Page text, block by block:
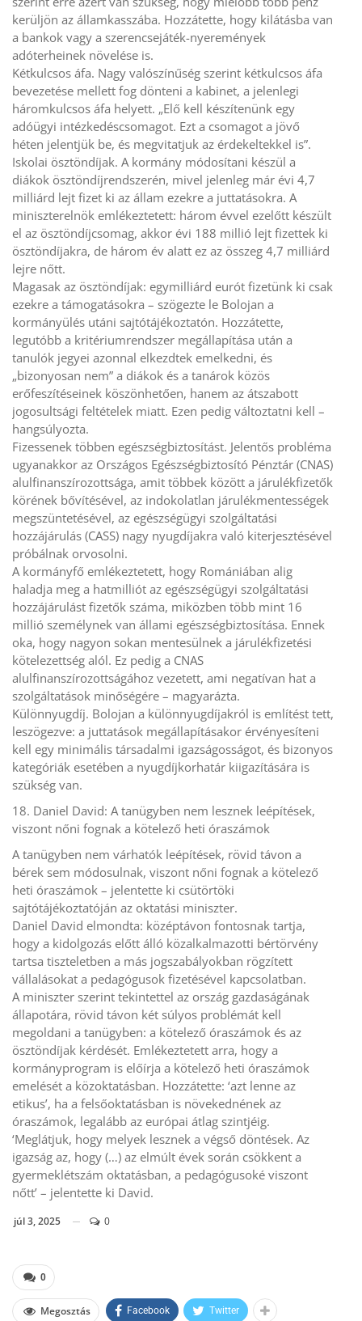
kerüljön az államkasszába. Hozzátette, hogy kilátásba van
a bankok vagy a szerencsejáték-nyeremények
adóterheinek növelése is.
Kétkulcsos áfa. Nagy valószínűség szerint kétkulcsos áfa
bevezetése mellett fog dönteni a kabinet, a jelenlegi
háromkulcsos áfa helyett. „Elő kell készítenünk egy
adóügyi intézkedéscsomagot. Ezt a csomagot a jövő
héten jelentjük be, és megvitatjuk az érdekeltekkel is”.
Iskolai ösztöndíjak. A kormány módosítani készül a
diákok ösztöndíjrendszerén, mivel jelenleg már évi 4,7
milliárd lejt fizet ki az állam ezekre a juttatásokra. A
miniszterelnök emlékeztetett: három évvel ezelőtt készült
el az ösztöndíjcsomag, akkor évi 188 millió lejt fizettek ki
ösztöndíjakra, de három év alatt ez az összeg 4,7 milliárd
lejre nőtt.
Magasak az ösztöndíjak: egymilliárd eurót fizetünk ki csak
ezekre a támogatásokra – szögezte le Bolojan a
kormányülés utáni sajtótájékoztatón. Hozzátette,
legutóbb a kritériumrendszer megállapítása után a
tanulók jegyei azonnal elkezdtek emelkedni, és
„bizonyosan nem” a diákok és a tanárok közös
erőfeszítéseinek köszönhetően, hanem az átszabott
jogosultsági feltételek miatt. Ezen pedig változtatni kell –
hangsúlyozta.
Fizessenek többen egészségbiztosítást. Jelentős probléma
ugyanakkor az Országos Egészségbiztosító Pénztár (CNAS)
alulfinanszírozottsága, amit többek között a járulékfizetők
körének bővítésével, az indokolatlan járulékmentességek
megszüntetésével, az egészségügyi szolgáltatási
hozzájárulás (CASS) nagy nyugdíjakra való kiterjesztésével
próbálnak orvosolni.
A kormányfő emlékeztetett, hogy Romániában alig
haladja meg a hatmilliót az egészségügyi szolgáltatási
hozzájárulást fizetők száma, miközben több mint 16
millió személynek van állami egészségbiztosítása. Ennek
oka, hogy nagyon sokan mentesülnek a járulékfizetési
kötelezettség alól. Ez pedig a CNAS
alulfinanszírozottságához vezetett, ami negatívan hat a
szolgáltatások minőségére – magyarázta.
Különnyugdíj. Bolojan a különnyugdíjakról is említést tett,
leszögezve: a juttatások megállapításakor érvényesíteni
kell egy minimális társadalmi igazságosságot, és bizonyos
kategóriák esetében a nyugdíjkorhatár kiigazítására is
szükség van.
18. Daniel David: A tanügyben nem lesznek leépítések,
viszont nőni fognak a kötelező heti óraszámok
A tanügyben nem várhatók leépítések, rövid távon a
bérek sem módosulnak, viszont nőni fognak a kötelező
heti óraszámok – jelentette ki csütörtöki
sajtótájékoztatóján az oktatási miniszter.
Daniel David elmondta: középtávon fontosnak tartja,
hogy a kidolgozás előtt álló közalkalmazotti bértörvény
tartsa tiszteletben a más jogszabályokban rögzített
vállalásokat a pedagógusok fizetésével kapcsolatban.
A miniszter szerint tekintettel az ország gazdaságának
állapotára, rövid távon két súlyos problémát kell
megoldani a tanügyben: a kötelező óraszámok és az
ösztöndíjak kérdését. Emlékeztetett arra, hogy a
kormányprogram is előírja a kötelező heti óraszámok
emelését a közoktatásban. Hozzátette: ‘azt lenne az
etikus’, ha a felsőoktatásban is növekednének az
óraszámok, legalább az európai átlag szintjéig.
‘Meglátjuk, hogy melyek lesznek a végső döntések. Az
igazság az, hogy (…) az elmúlt évek során csökkent a
gyermeklétszám oktatásban, a pedagógusoké viszont
nőtt’ – jelentette ki David.
júl 3, 2025 0
0
Megosztás Facebook Twitter